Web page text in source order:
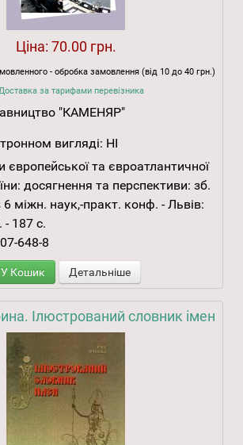
Ціна: 70.00 грн.
- обробка замовлення (від 10 до 40 грн.)
за тарифами перевізника
"КАМЕНЯР"
вигляді: НІ
європейської та євроатлантичної
досягнення та перспективи: зб.
6 міжн. наук,-практ. конф. - Львів:
187 с.
648-8
У Кошик Детальніше
Ілюстрований словник імен